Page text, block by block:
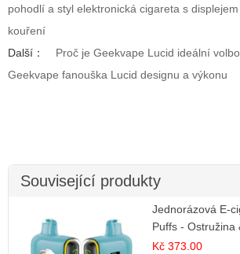
pohodlí a styl elektronická cigareta s
kouření
Další：
Proč je Geekvape Lucid ideální
Geekvape fanouška Lucid designu a výkonu
Související produkty
Jednorázová E-
Puffs - Ostružina
ovocná směs
Kč 373.00